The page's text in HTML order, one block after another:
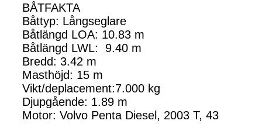
BÅTFAKTA
Båttyp: Långseglare
Båtlängd LOA: 10.83 m
Båtlängd LWL: 9.40 m
Bredd: 3.42 m
Masthöjd: 15 m
Vikt/deplacement:7.000 kg
Djupgående: 1.89 m
Motor: Volvo Penta Diesel, 2003 T, 43